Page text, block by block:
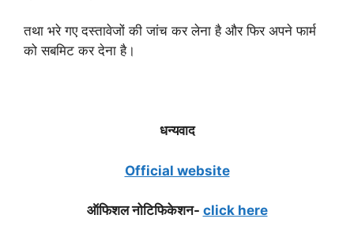
तथा भरे गए दस्तावेजों की जांच कर लेना है और फिर अपने फार्म
को सबमिट कर देना है।
धन्यवाद
Official website
ऑफिशल नोटिफिकेशन- click here